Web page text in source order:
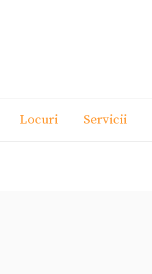
Locuri Servicii